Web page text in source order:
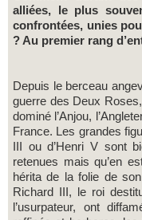
alliées, le plus
confrontées, unies
? Au premier rang
Depuis le berceau
guerre des Deux
dominé l’Anjou,
France. Les grandes
III ou d’Henri V sont
retenues mais qu’en
hérita de la folie de
Richard III, le roi
l’usurpateur, ont